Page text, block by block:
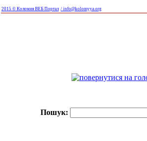
2015 © Коломия ВЕБ Портал / info@kolomyya.org
Пошук: